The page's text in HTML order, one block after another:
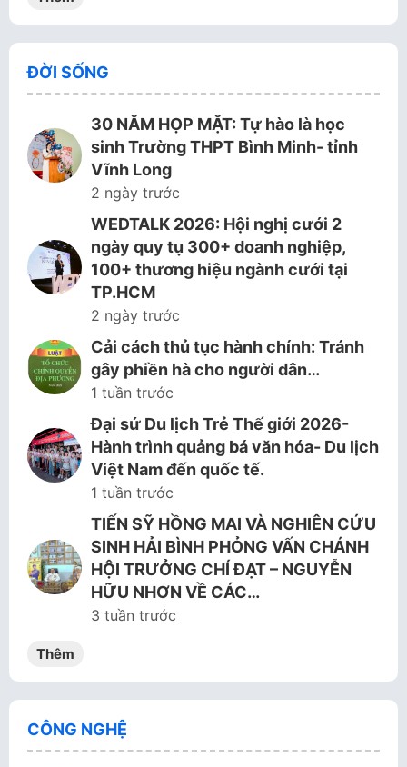
ĐỜI SỐNG
30 NĂM HỌP MẶT: Tự hào là học
sinh Trường THPT Bình Minh- tỉnh
Vĩnh Long
2 ngày trước
WEDTALK 2026: Hội nghị cưới 2
ngày quy tụ 300+ doanh nghiệp,
100+ thương hiệu ngành cưới tại
TP.HCM
2 ngày trước
Cải cách thủ tục hành chính: Tránh
gây phiền hà cho người dân…
1 tuần trước
Đại sứ Du lịch Trẻ Thế giới 2026-
Hành trình quảng bá văn hóa- Du lịch
Việt Nam đến quốc tế.
1 tuần trước
TIẾN SỸ HỒNG MAI VÀ NGHIÊN CỨU
SINH HẢI BÌNH PHỎNG VẤN CHÁNH
HỘI TRƯỞNG CHÍ ĐẠT – NGUYỄN
HỮU NHƠN VỀ CÁC…
3 tuần trước
Thêm
CÔNG NGHỆ